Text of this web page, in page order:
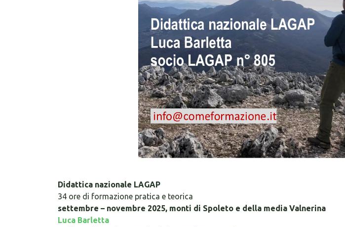
Didattica nazionale LAGAP
34 ore di formazione pratica e teorica
settembre – novembre 2025, monti di Spoleto e della media Valnerina
Luca Barletta